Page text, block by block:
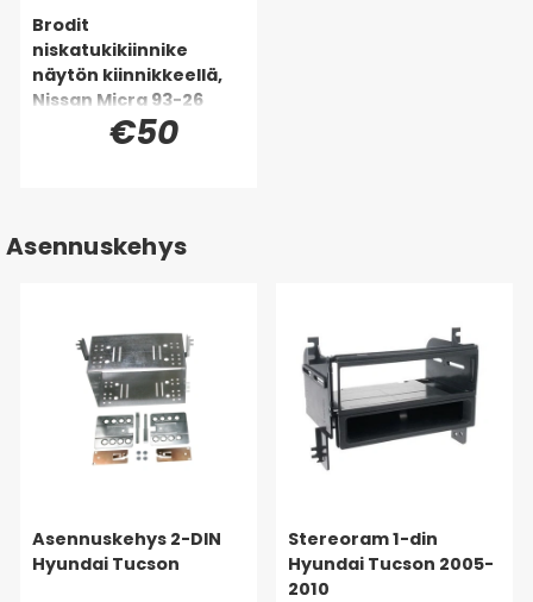
Brodit
niskatukikiinnike
näytön kiinnikkeellä,
Nissan Micra 93-26
€50
Asennuskehys
Asennuskehys 2-DIN
Hyundai Tucson
Stereoram 1-din
Hyundai Tucson 2005-
2010